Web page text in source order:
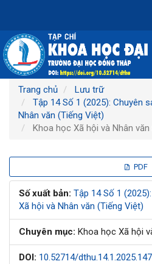
chính
Nội
dung
chính
Thanh
bên
Trang chủ
Lưu trữ
Tập 14 Số 1 (2025): Chuyên
Nhân văn (Tiếng Việt)
Khoa học Xã hội và Nhân
bên
bài
viết
PDF
Số xuất bản: Tập 14 Số 1
Xã hội và Nhân văn (Tiếng Việt)
Chuyên mục: Khoa học Xã hội
DOI: 10.52714/